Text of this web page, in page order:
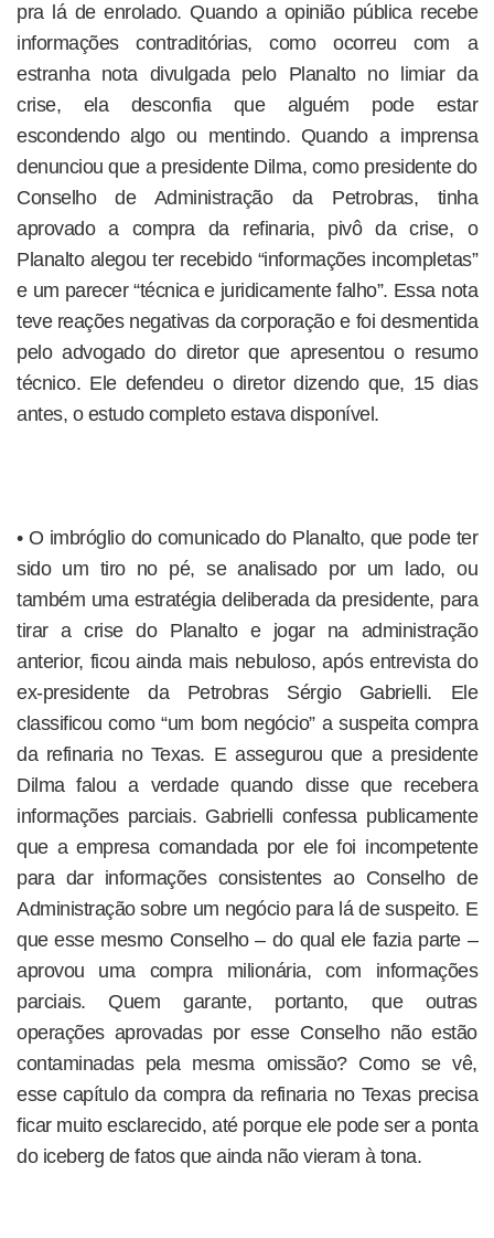
pra lá de enrolado. Quando a opinião pública recebe
informações contraditórias, como ocorreu com a
estranha nota divulgada pelo Planalto no limiar da
crise, ela desconfia que alguém pode estar
escondendo algo ou mentindo. Quando a imprensa
denunciou que a presidente Dilma, como presidente do
Conselho de Administração da Petrobras, tinha
aprovado a compra da refinaria, pivô da crise, o
Planalto alegou ter recebido “informações incompletas”
e um parecer “técnica e juridicamente falho”. Essa nota
teve reações negativas da corporação e foi desmentida
pelo advogado do diretor que apresentou o resumo
técnico. Ele defendeu o diretor dizendo que, 15 dias
antes, o estudo completo estava disponível.
• O imbróglio do comunicado do Planalto, que pode ter
sido um tiro no pé, se analisado por um lado, ou
também uma estratégia deliberada da presidente, para
tirar a crise do Planalto e jogar na administração
anterior, ficou ainda mais nebuloso, após entrevista do
ex-presidente da Petrobras Sérgio Gabrielli. Ele
classificou como “um bom negócio” a suspeita compra
da refinaria no Texas. E assegurou que a presidente
Dilma falou a verdade quando disse que recebera
informações parciais. Gabrielli confessa publicamente
que a empresa comandada por ele foi incompetente
para dar informações consistentes ao Conselho de
Administração sobre um negócio para lá de suspeito. E
que esse mesmo Conselho – do qual ele fazia parte –
aprovou uma compra milionária, com informações
parciais. Quem garante, portanto, que outras
operações aprovadas por esse Conselho não estão
contaminadas pela mesma omissão? Como se vê,
esse capítulo da compra da refinaria no Texas precisa
ficar muito esclarecido, até porque ele pode ser a ponta
do iceberg de fatos que ainda não vieram à tona.